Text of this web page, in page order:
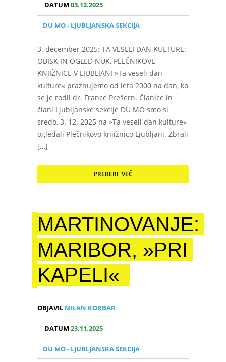
DATUM03.12.2025
DU MO - LJUBLJANSKA SEKCIJA
3. december 2025: TA VESELI DAN KULTURE:
OBISK IN OGLED NUK, PLEČNIKOVE
KNJIŽNICE V LJUBLJANI »Ta veseli dan
kulture« praznujemo od leta 2000 na dan, ko
se je rodil dr. France Prešern. Članice in
člani Ljubljanske sekcije DU MO smo si
sredo, 3. 12. 2025 na »Ta veseli dan kulture«
ogledali Plečnikovo knjižnico Ljubljani. Zbrali
[…]
PREBERI VEČ
MARTINOVANJE:
MARIBOR, »PRI
KAPELI«
OBJAVIL MILAN KORBAR
DATUM23.11.2025
DU MO - LJUBLJANSKA SEKCIJA